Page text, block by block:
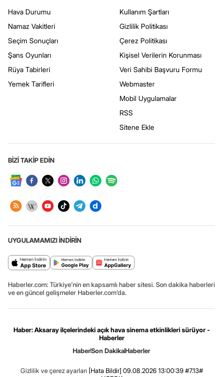
Hava Durumu
Namaz Vakitleri
Seçim Sonuçları
Şans Oyunları
Rüya Tabirleri
Yemek Tarifleri
Kullanım Şartları
Gizlilik Politikası
Çerez Politikası
Kişisel Verilerin Korunması
Veri Sahibi Başvuru Formu
Webmaster
Mobil Uygulamalar
RSS
Sitene Ekle
BİZİ TAKİP EDİN
UYGULAMAMIZI İNDİRİN
Haberler.com: Türkiye’nin en kapsamlı haber sitesi. Son dakika haberleri
ve en güncel gelişmeler Haberler.com’da.
Haber: Aksaray ilçelerindeki açık hava sinema etkinlikleri sürüyor -
Haberler
HaberSon DakikaHaberler
Gizlilik ve çerez ayarları [Hata Bildir] 09.08.2026 13:00:39 #7.13#